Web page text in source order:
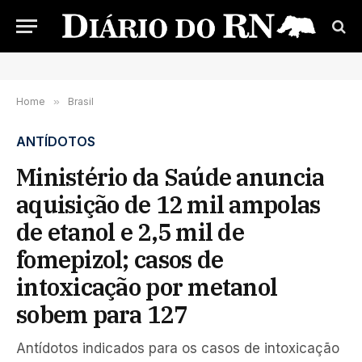
Home » Brasil
ANTÍDOTOS
Ministério da Saúde anuncia
aquisição de 12 mil ampolas
de etanol e 2,5 mil de
fomepizol; casos de
intoxicação por metanol
sobem para 127
Antídotos indicados para os casos de intoxicação